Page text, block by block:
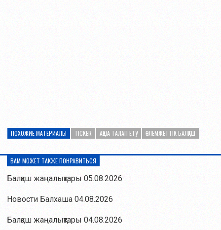
ПОХОЖИЕ МАТЕРИАЛЫ TICKER АҚША ТАЛАП ЕТУ ӘЛЕМЖЕТТІК БАЛҚАШ
ВАМ МОЖЕТ ТАКЖЕ ПОНРАВИТЬСЯ
Балқаш жаңалықтары 05.08.2026
Новости Балхаша 04.08.2026
Балқаш жаңалықтары 04.08.2026